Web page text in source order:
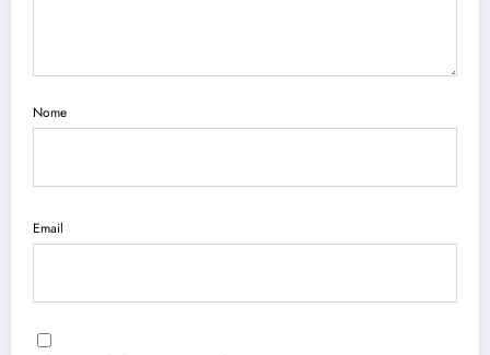
Nome
Email